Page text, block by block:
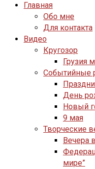
Главная
Обо мне
Для контакта
Видео
Кругозор
Грузия
Событийные
День
Новый
9 мая
Творческие
Вечера
мире”